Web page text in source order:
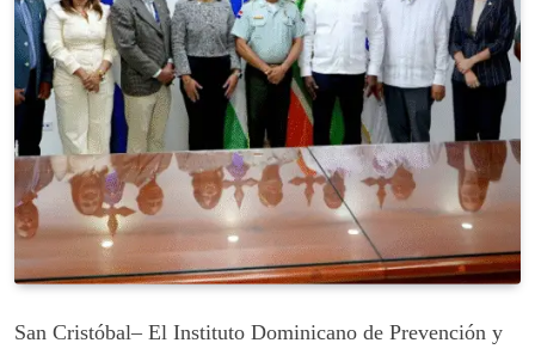
San Cristóbal– El Instituto Dominicano de Prevención y